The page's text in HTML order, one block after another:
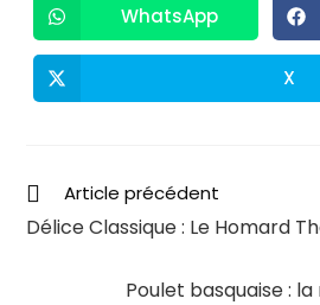
WhatsApp
X
Article précédent
Délice Classique : Le Homard
Poulet basquaise :